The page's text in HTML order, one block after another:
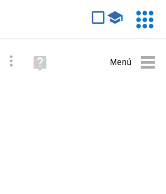
Búsqueda avanzada
Ayuda
(en